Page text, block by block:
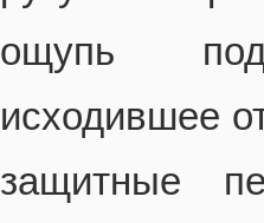
ощупь
исходившее
защитные